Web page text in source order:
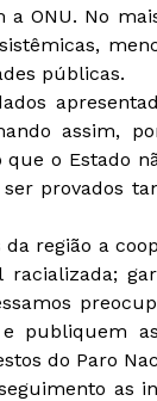
ONU. No
públicas.
assim,
o Estado
provados
região a
publiquem
do Paro
as